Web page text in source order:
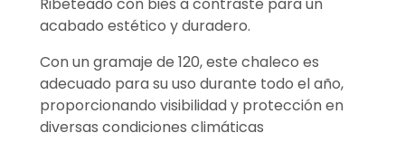
Ribeteado con bies a contraste para un
acabado estético y duradero.
Con un gramaje de 120, este chaleco es
adecuado para su uso durante todo el año,
proporcionando visibilidad y protección en
diversas condiciones climáticas